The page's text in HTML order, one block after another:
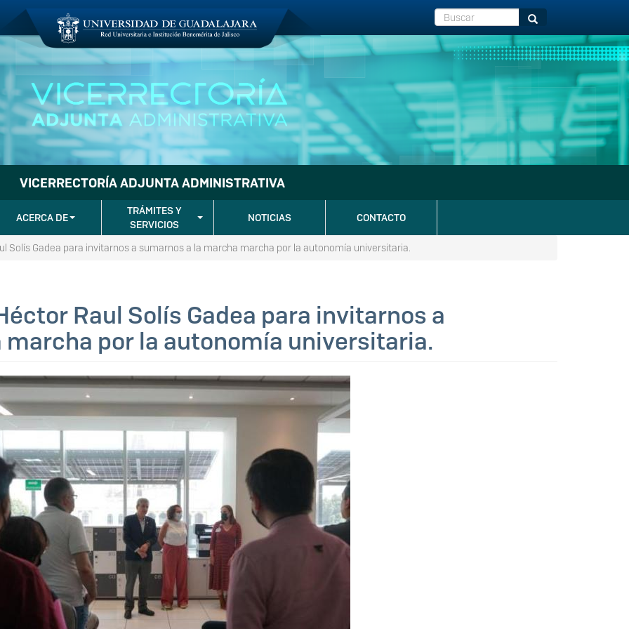
Buscar Buscar
VICERRECTORÍA ADJUNTA ADMINISTRATIVA
ACERCA DE
TRÁMITES Y
SERVICIOS
NOTICIAS CONTACTO
Solís Gadea para invitarnos a sumarnos a la marcha marcha por la autonomía universitaria.
Raul Solís Gadea para invitarnos a
por la autonomía universitaria.